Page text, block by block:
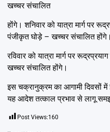
खच्चर संचालित
होंगे। शनिवार को यात्रा मार्ग पर
पंजीकृत घोड़े – खच्चर संचालित होंगे।
रविवार को यात्रा मार्ग पर
खच्चर संचालित होंगे।
इस चक्रानुक्रम का आगामी दिवसों में
यह आदेश तत्काल प्रभाव से लागू
Post Views:160